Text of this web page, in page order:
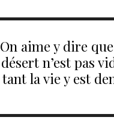
On aime y dire
désert n’est pas
tant la vie y est